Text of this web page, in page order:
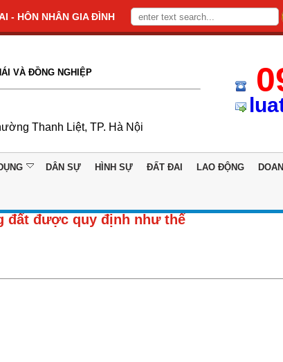
- HÔN NHÂN GIA ĐÌNH
VÀ ĐỒNG NGHIỆP
Thanh Liệt, TP. Hà Nội
DÂN SỰ HÌNH SỰ ĐẤT ĐAI LAO ĐỘNG
đất được quy định như thế